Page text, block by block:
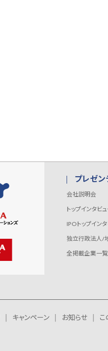
プレゼン
会社説明会
トップインタビ
IPOトップイン
独立行政法人/
全掲載企業一覧
キャンペーン お知らせ こ